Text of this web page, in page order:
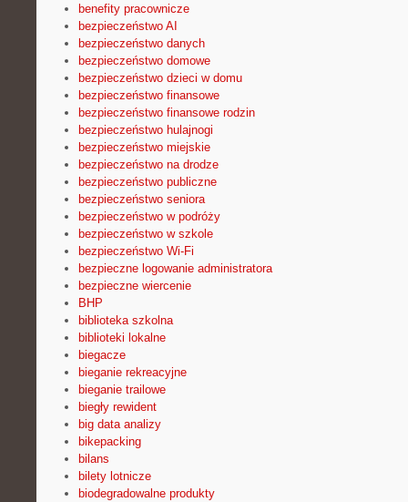
benefity pracownicze
bezpieczeństwo AI
bezpieczeństwo danych
bezpieczeństwo domowe
bezpieczeństwo dzieci w domu
bezpieczeństwo finansowe
bezpieczeństwo finansowe rodzin
bezpieczeństwo hulajnogi
bezpieczeństwo miejskie
bezpieczeństwo na drodze
bezpieczeństwo publiczne
bezpieczeństwo seniora
bezpieczeństwo w podróży
bezpieczeństwo w szkole
bezpieczeństwo Wi-Fi
bezpieczne logowanie administratora
bezpieczne wiercenie
BHP
biblioteka szkolna
biblioteki lokalne
biegacze
bieganie rekreacyjne
bieganie trailowe
biegły rewident
big data analizy
bikepacking
bilans
bilety lotnicze
biodegradowalne produkty